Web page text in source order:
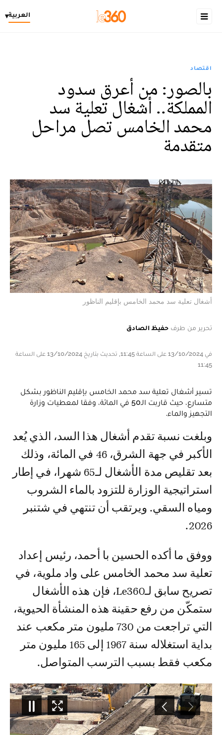
العربية▾
اقتصاد
بالصور: من أعرق سدود
المملكة.. أشغال تعلية سد
محمد الخامس تصل مراحل
متقدمة
أشغال تعلية سد محمد الخامس بإقليم الناظور
تحرير من طرف حفيظ الصادق
في 13/10/2024 على الساعة 11:45, تحديث بتاريخ 13/10/2024 على الساعة
11:45
تسير أشغال تعلية سد محمد الخامس بإقليم الناظور بشكل
متسارع، حيث قاربت الـ50 في المائة، وفقا لمعطيات وزارة
التجهيز والماء.
وبلغت نسبة تقدم أشغال هذا السد، الذي يُعد
الأكبر في جهة الشرق، 46 في المائة، وذلك
بعد تقليص مدة الأشغال لـ65 شهرا، في إطار
استراتيجية الوزارة للتزود بالماء الشروب
ومياه السقي. ويرتقب أن تنتهي في شتنبر
2026.
ووفق ما أكده الحسين با أحمد، رئيس إعداد
تعلية سد محمد الخامس على واد ملوية، في
تصريح سابق لـLe360، فإن هذه الأشغال
ستمكّن من رفع حقينة هذه المنشأة الحيوية،
التي تراجعت من 730 مليون متر مكعب عند
بداية استغلاله سنة 1967 إلى 165 مليون متر
مكعب فقط بسبب الترسب المتواصل.